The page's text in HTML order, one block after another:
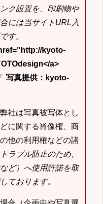
ク設置を、印刷物や
には当サイトURL入
す。
kyoto-
a>
写真提供：kyoto-
社は写真被写体とし
に関する肖像権、商
他の利用権などの諸
トラブル防止のため、
ど）へ使用許諾を取
ております。